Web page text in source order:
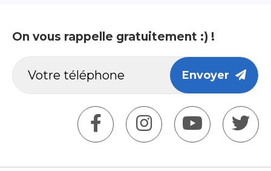
On vous rappelle gratuitement :) !
Envoyer